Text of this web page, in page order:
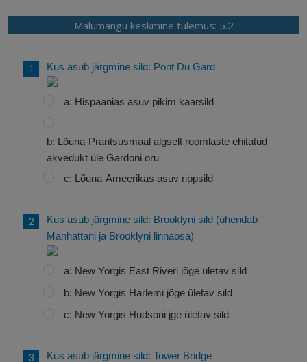
b
o
dI t e raa
Mälumängu keskmine tulemus: 5.2
Kus asub järgmine sild: Pont Du Gard
a: Hispaanias asuv pikim kaarsild
b: Lõuna-Prantsusmaal algselt roomlaste ehitatud
akvedukt üle Gardoni oru
c: Lõuna-Ameerikas asuv rippsild
Kus asub järgmine sild: Brooklyni sild (ühendab
Manhattani ja Brooklyni linnaosa)
a: New Yorgis East Riveri jõge ületav sild
b: New Yorgis Harlemi jõge ületav sild
c: New Yorgis Hudsoni jge ületav sild
Kus asub järgmine sild: Tower Bridge